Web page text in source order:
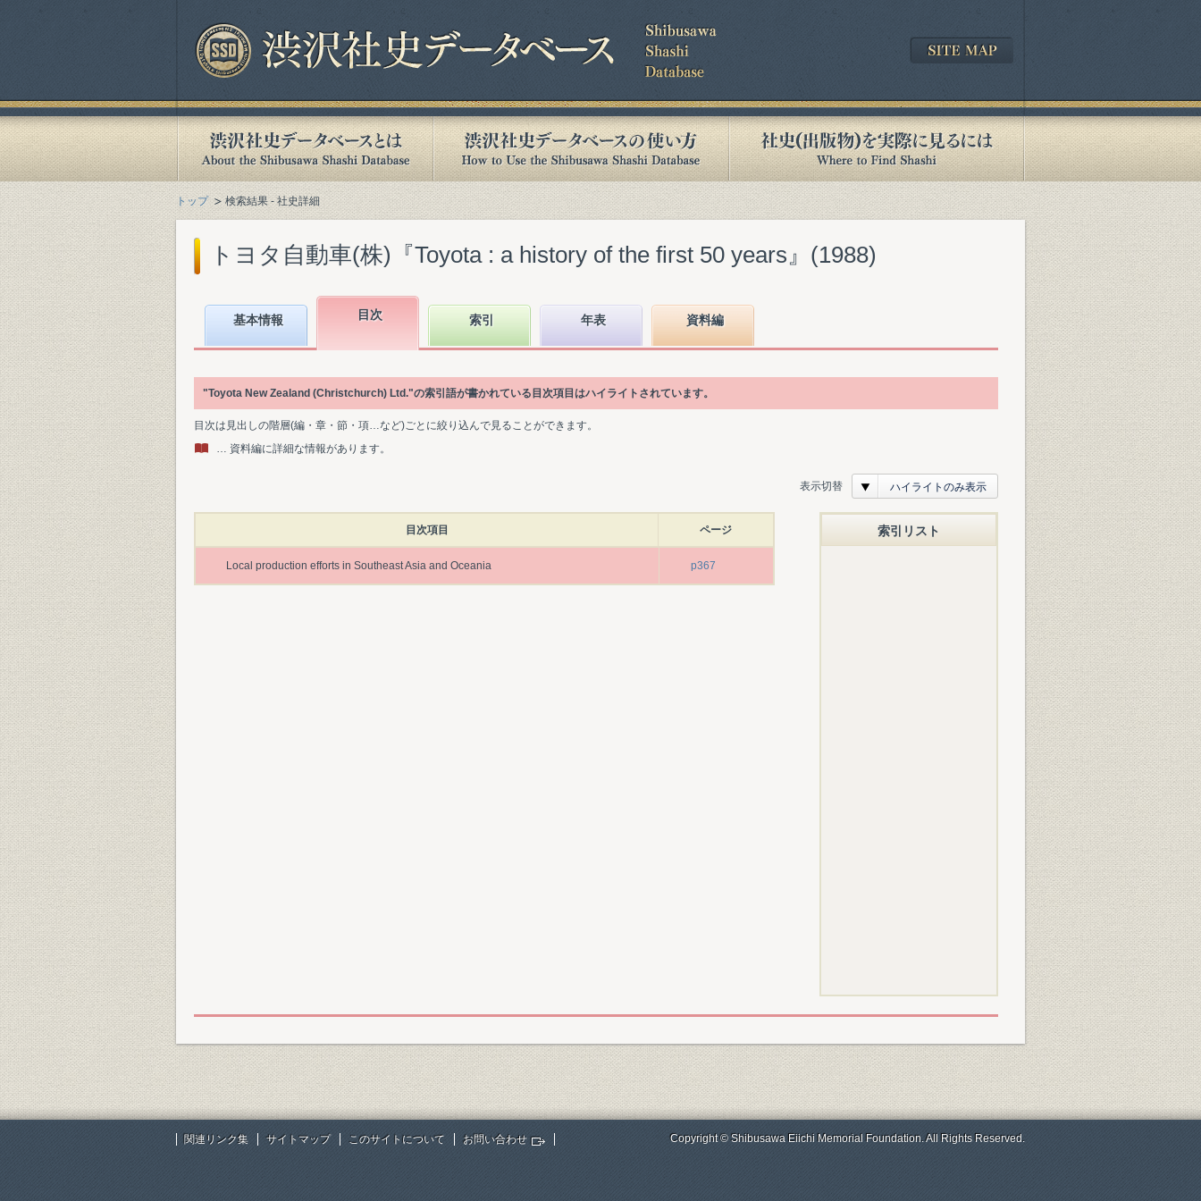
トップ 検索結果 - 社史詳細
トヨタ自動車(株)『Toyota : a history of the first 50 years』(1988)
基本情報 目次 索引 年表 資料編
"Toyota New Zealand (Christchurch) Ltd."の索引語が書かれている目次項目はハイライトされています。
目次は見出しの階層(編・章・節・項…など)ごとに絞り込んで見ることができます。
… 資料編に詳細な情報があります。
表示切替 ハイライトのみ表示
目次項目 ページ
Local production efforts in Southeast Asia and Oceania p367
索引リスト
関連リンク集 サイトマップ このサイトについて お問い合わせ Copyright © Shibusawa Eiichi Memorial Foundation. All Rights Reserved.